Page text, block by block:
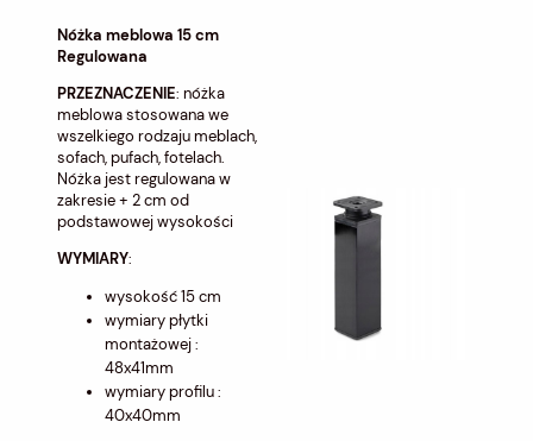
Nóżka meblowa 15 cm
Regulowana
PRZEZNACZENIE: nóżka
meblowa stosowana we
wszelkiego rodzaju meblach,
sofach, pufach, fotelach.
Nóżka jest regulowana w
zakresie + 2 cm od
podstawowej wysokości
WYMIARY:
wysokość 15 cm
wymiary płytki
montażowej :
48x41mm
wymiary profilu :
40x40mm